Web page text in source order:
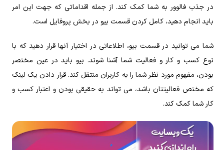
در جذب فالوور به شما کمک کند. از جمله اقداماتی که جهت این امر
باید انجام دهید، کامل کردن قسمت بیو در بخش پروفایل است.
شما می‌ توانید در قسمت بیو، اطلاعاتی در اختیار آنها قرار دهید که با
نوع کسب و کار و فعالیت شما آشنا شوند. بیو باید در عین مختصر
بودن، مفهوم مورد نظر شما را به کاربران منتقل کند‌. قرار دادن یک لینک
که مختص فعالیتتان باشد، می تواند به حقیقی بودن و اعتبار کسب و
کار شما کمک کند.